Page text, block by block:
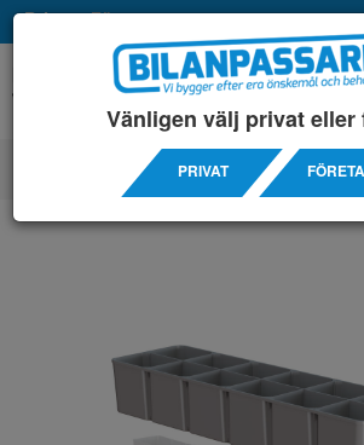
Privat Företag
TILLBEHÖRS ARTIKLAR/ LÅDINSATSER /
Vänligen välj privat eller
PRIVAT